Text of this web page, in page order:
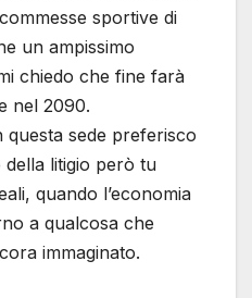
sportive di
un ampissimo
chiedo che fine farà
nel 2090.
sede preferisco
litigio però tu
quando l’economia
a qualcosa che
immaginato.